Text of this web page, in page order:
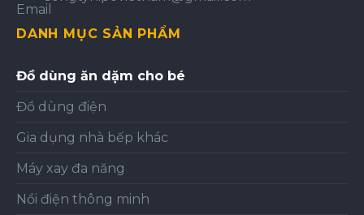
DANH MỤC SẢN PHẨM
Đồ dùng ăn dặm cho bé
Đồ dùng điện
Gia dụng nhà bếp khác
Máy xay đa năng
Nồi điện thông minh